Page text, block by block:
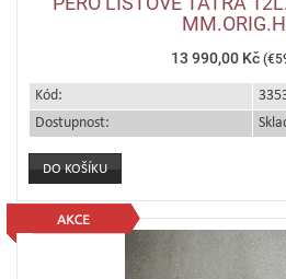
13 990,00 Kč
Kód:
Dostupnost: